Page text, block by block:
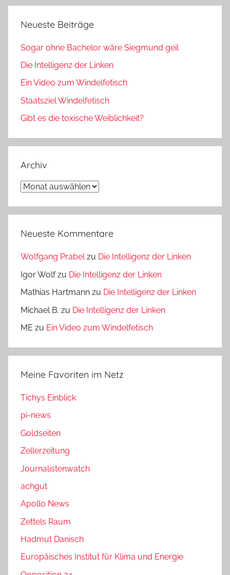
Neueste Beiträge
Sogar ohne Bachelor wäre Siegmund geil
Die Intelligenz der Linken
Ein Video zum Windelfetisch
Staatsziel Windelfetisch
Gibt es die toxische Weiblichkeit?
Archiv
Archiv
Neueste Kommentare
Wolfgang Prabelzu Die Intelligenz der Linken
Igor Wolfzu Die Intelligenz der Linken
Mathias Hartmann zu Die Intelligenz der Linken
Michael B. zu Die Intelligenz der Linken
ME zu Ein Video zum Windelfetisch
Meine Favoriten im Netz
Tichys Einblick
pi-news
Goldseiten
Zellerzeitung
Journalistenwatch
achgut
Apollo News
Zettels Raum
Hadmut Danisch
Europäisches Institut für Klima und Energie